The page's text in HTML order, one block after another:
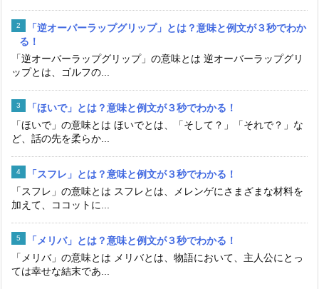
「逆オーバーラップグリップ」とは？意味と例文が３秒でわか
る！
「逆オーバーラップグリップ」の意味とは 逆オーバーラップグリ
ップとは、ゴルフの...
「ほいで」とは？意味と例文が３秒でわかる！
「ほいで」の意味とは ほいでとは、「そして？」「それで？」な
ど、話の先を柔らか...
「スフレ」とは？意味と例文が３秒でわかる！
「スフレ」の意味とは スフレとは、メレンゲにさまざまな材料を
加えて、ココットに...
「メリバ」とは？意味と例文が３秒でわかる！
「メリバ」の意味とは メリバとは、物語において、主人公にとっ
ては幸せな結末であ...